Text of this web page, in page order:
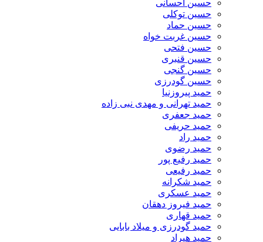
حسین احسانی
حسین توکلی
حسین حماد
حسین غربت خواه
حسین فتحی
حسین قنبری
حسین گنجی
حسین گودرزی
حمید پیروزنیا
حمید تهرانی و مهدی نبی زاده
حمید جعفری
حمید حریفی
حمید راد
حمید رضوی
حمید رفیع پور
حمید رفیعی
حمید شکرانه
حمید عسکری
حمید فیروز دهقان
حمید قهاری
حمید گودرزی و میلاد بابایی
حمید هیراد